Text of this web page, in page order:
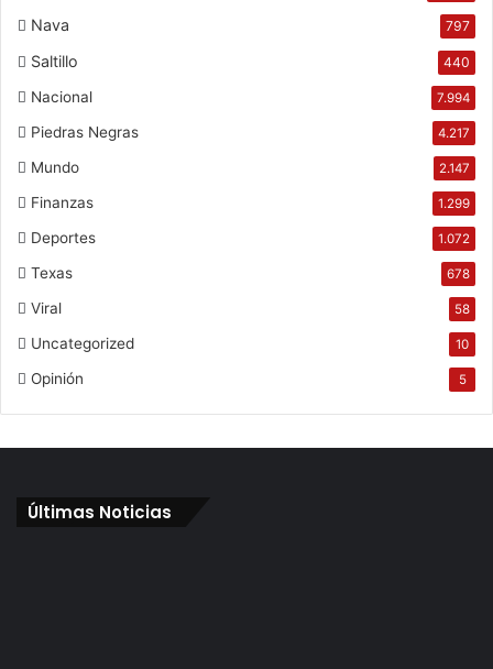
Nava 797
Saltillo 440
Nacional 7.994
Piedras Negras 4.217
Mundo 2.147
Finanzas 1.299
Deportes 1.072
Texas 678
Viral 58
Uncategorized 10
Opinión 5
Últimas Noticias